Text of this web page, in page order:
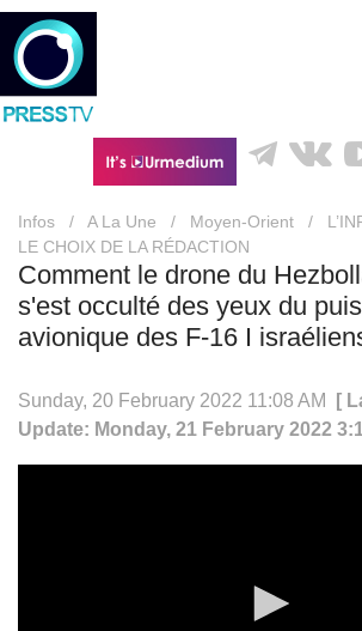
Infos / A La Une / Moyen-Orient /
LE CHOIX DE LA RÉDACTION
Comment le drone du
s'est occulté des yeux du
avionique des F-16 I
Sunday, 20 February 2022 11:08 AM
[
Update: Monday, 21 February 2022